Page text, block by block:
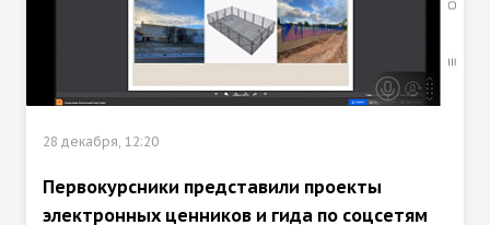
28 декабря, 12:20
Первокурсники представили проекты
электронных ценников и гида по соцсетям